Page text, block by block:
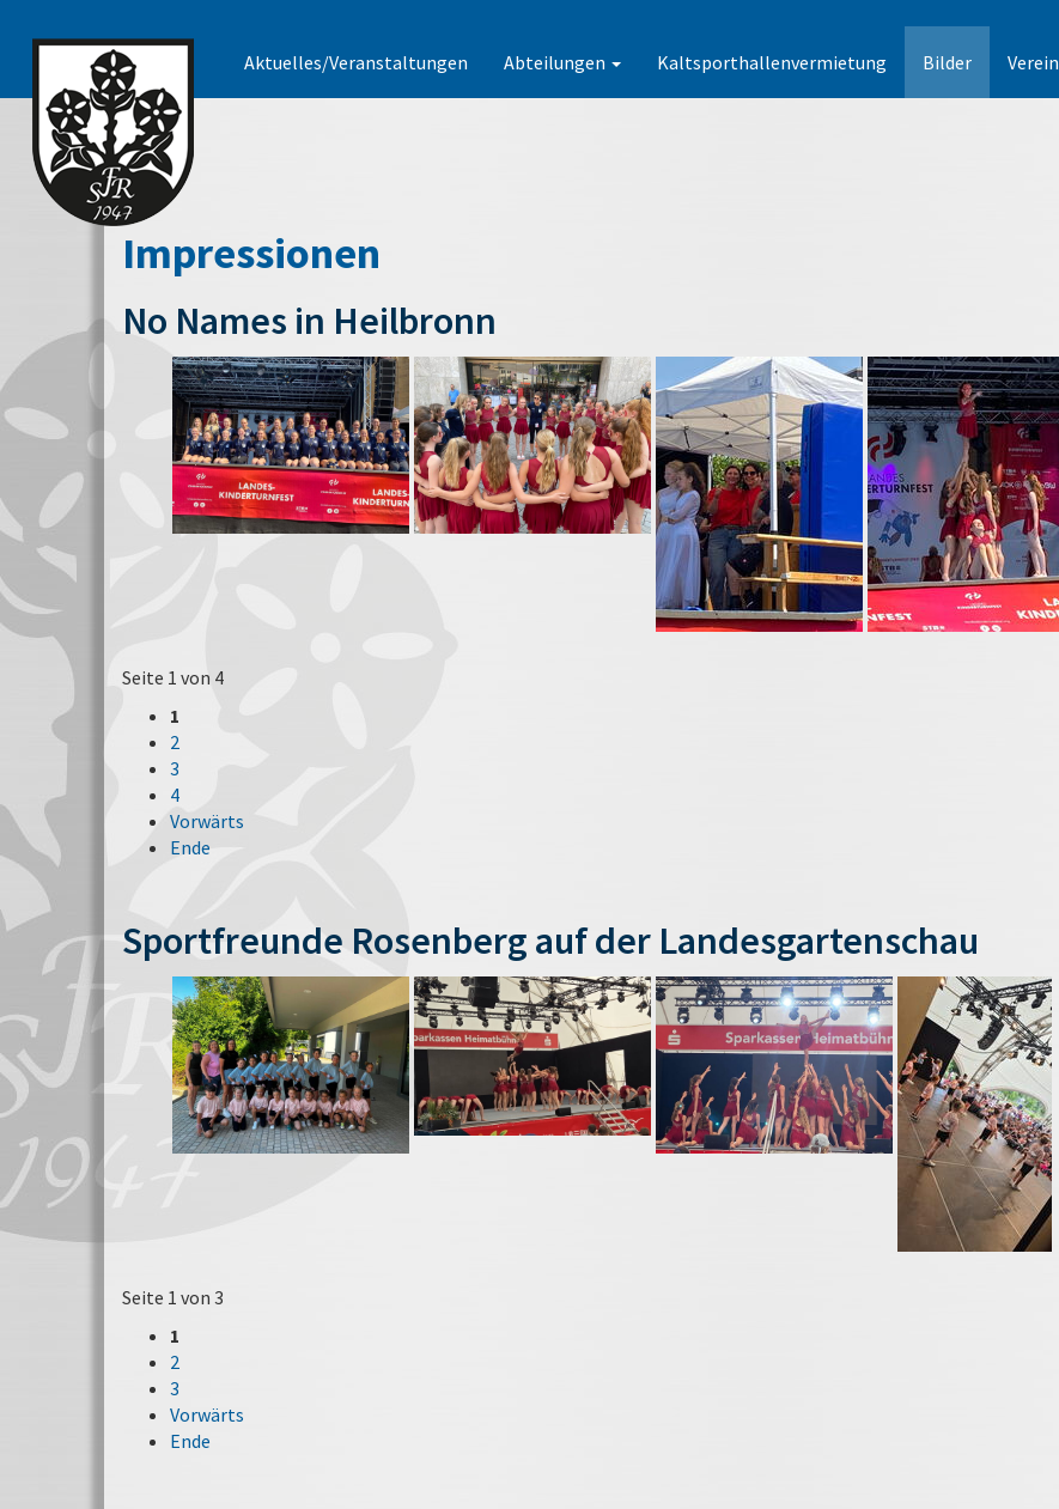
Aktuelles/Veranstaltungen Abteilungen Kaltsporthallenvermietung Bilder Verein
Impressionen
No Names in Heilbronn
Seite 1 von 4
1
2
3
4
Vorwärts
Ende
Sportfreunde Rosenberg auf der Landesgartenschau
Seite 1 von 3
1
2
3
Vorwärts
Ende